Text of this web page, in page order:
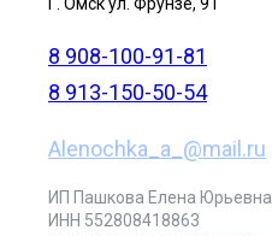
8 908-100-91-81
8 913-150-50-54
Alenochka_a_@mail.ru
ИП Пашкова Елена Юрьевна
ИНН 552808418863